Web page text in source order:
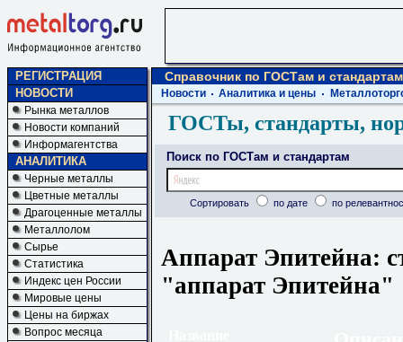
РЕГИСТРАЦИЯ
НОВОСТИ
Рынка металлов
Новости компаний
Информагентства
АНАЛИТИКА
Черные металлы
Цветные металлы
Драгоценные металлы
Металлолом
Сырье
Статистика
Индекс цен России
Мировые цены
Цены на биржах
Вопрос месяца
Справочник по ГОСТам и стандартам
Новости Аналитика и цены
ГОСТы, стандарты,
Поиск по ГОСТам и стандартам
Сортировать по дате по
Аппарат Эпитейна:
"аппарат Эпитейна"